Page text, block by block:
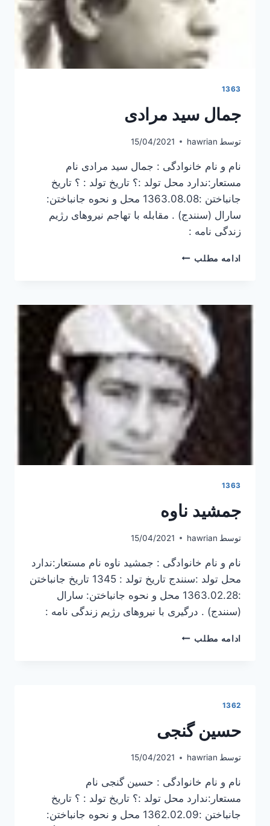
1363
جمال سید مرادی
توسط hawrian
15/04/2021
نام و نام خانوادگی : جمال سید مرادی نام
مستعار:ندارد محل تولد :؟ تاریخ تولد : ؟ تاریخ
جانباختن :1363.08.08 محل و نحوه جانباختن:
سارال (سنندج) . مقابله با تهاجم نیروهای رژیم
زندگی نامه :
ادامه مطلب جمال
1363
جمشید ناوه
توسط hawrian
15/04/2021
نام و نام خانوادگی : جمشید ناوه نام مستعار:ندارد
محل تولد :سنندج تاریخ تولد : 1345 تاریخ جانباختن
:1363.02.28 محل و نحوه جانباختن: سارال
(سنندج) . درگیری با نیروهای رژیم زندگی نامه :
ادامه مطلب جمشید
1362
حسین گنجی
توسط hawrian
15/04/2021
نام و نام خانوادگی : حسین گنجی نام
مستعار:ندارد محل تولد :؟ تاریخ تولد : ؟ تاریخ
جانباختن :1362.02.09 محل و نحوه جانباختن: